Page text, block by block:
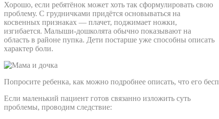
Хорошо, если ребятёнок может хоть так сформулировать свою
проблему. С грудничками придётся основываться на
косвенных признаках — плачет, поджимает ножки,
изгибается. Малыши-дошколята обычно показывают на
область в районе пупка. Дети постарше уже способны описать
характер боли.
Попросите ребенка, как можно подробнее описать, что его
Если маленький пациент готов связанно изложить суть
проблемы, проводим следствие: